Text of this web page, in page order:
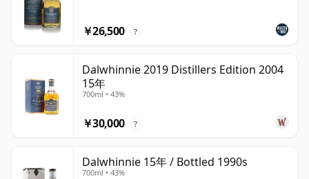
￥26,500 ?
Dalwhinnie 2019 Distillers Edition 2004
15年
700ml • 43%
￥30,000 ?
Dalwhinnie 15年 / Bottled 1990s
700ml • 43%